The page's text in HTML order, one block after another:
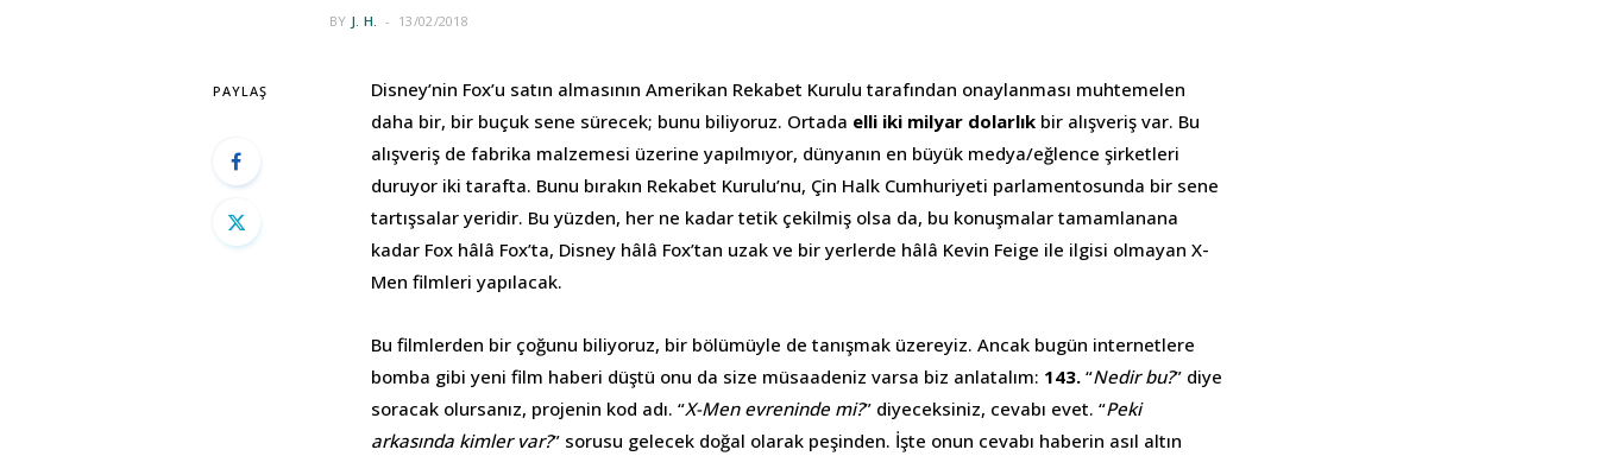
BY J. H. 13/02/2018
PAYLAŞ
Disney’nin Fox’u satın almasının Amerikan Rekabet Kurulu tarafından onaylanması muhtemelen
daha bir, bir buçuk sene sürecek; bunu biliyoruz. Ortada elli iki milyar dolarlık bir alışveriş var. Bu
alışveriş de fabrika malzemesi üzerine yapılmıyor, dünyanın en büyük medya/eğlence şirketleri
duruyor iki tarafta. Bunu bırakın Rekabet Kurulu’nu, Çin Halk Cumhuriyeti parlamentosunda bir sene
tartışsalar yeridir. Bu yüzden, her ne kadar tetik çekilmiş olsa da, bu konuşmalar tamamlanana
kadar Fox hâlâ Fox’ta, Disney hâlâ Fox’tan uzak ve bir yerlerde hâlâ Kevin Feige ile ilgisi olmayan X-
Men filmleri yapılacak.
Bu filmlerden bir çoğunu biliyoruz, bir bölümüyle de tanışmak üzereyiz. Ancak bugün internetlere
bomba gibi yeni film haberi düştü onu da size müsaadeniz varsa biz anlatalım: 143. “Nedir bu?” diye
soracak olursanız, projenin kod adı. “X-Men evreninde mi?” diyeceksiniz, cevabı evet. “Peki
arkasında kimler var?” sorusu gelecek doğal olarak peşinden. İşte onun cevabı haberin asıl altın